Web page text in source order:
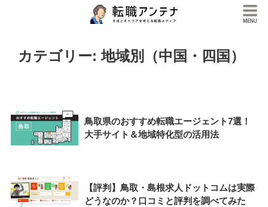
カテゴリー:地域別（中国・四国）
鳥取県のおすすめ転職エージェント7選！
大手サイト＆地域特化型の活用法
【評判】鳥取・島根求人ドットコムは実際
どうなのか？口コミと評判を調べてみた